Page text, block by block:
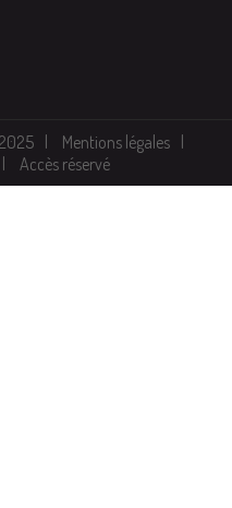
Mentions légales
Accès réservé